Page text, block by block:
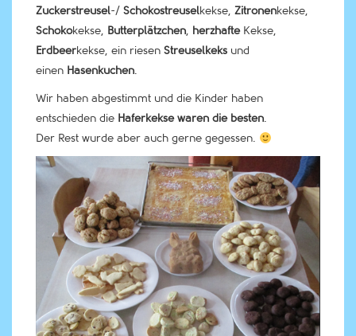
Zuckerstreusel-/ Schokostreuselkekse, Zitronenkekse,
Schokokekse, Butterplätzchen, herzhafte Kekse,
Erdbeerkekse, ein riesen Streuselkeks und
einen Hasenkuchen.
Wir haben abgestimmt und die Kinder haben
entschieden die Haferkekse waren die besten.
Der Rest wurde aber auch gerne gegessen.